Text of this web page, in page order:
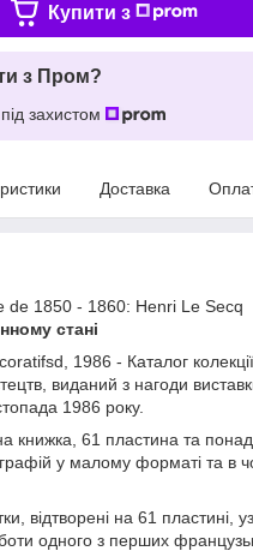
Купити з
з Пром?
захистом
Доставка
de 1850 - 1860: Henri Le Secq
стані
1986 - Каталог колекції
виданий з нагоди
1986 року.
книжка, 61 пластина та
у малому форматі та в
відтворені на 61 пластині,
одного з перших